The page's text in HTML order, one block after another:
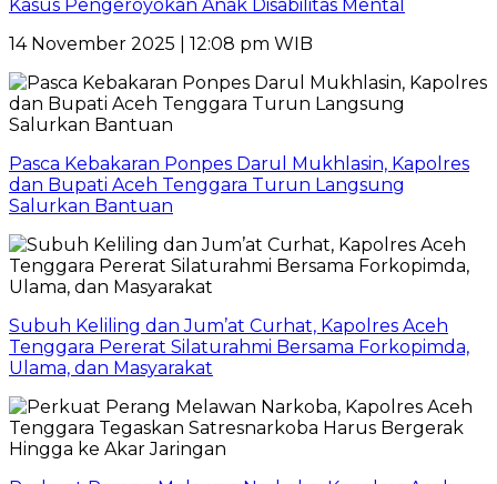
Kasus Pengeroyokan Anak Disabilitas Mental
14 November 2025 | 12:08 pm WIB
Pasca Kebakaran Ponpes Darul Mukhlasin, Kapolres
dan Bupati Aceh Tenggara Turun Langsung
Salurkan Bantuan
Subuh Keliling dan Jum’at Curhat, Kapolres Aceh
Tenggara Pererat Silaturahmi Bersama Forkopimda,
Ulama, dan Masyarakat